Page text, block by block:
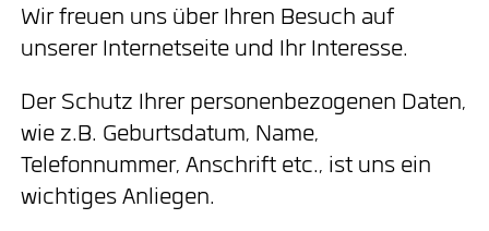
Wir freuen uns über Ihren Besuch auf
unserer Internetseite und Ihr Interesse.
Der Schutz Ihrer personenbezogenen Daten,
wie z.B. Geburtsdatum, Name,
Telefonnummer, Anschrift etc., ist uns ein
wichtiges Anliegen.